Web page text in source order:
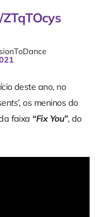
deste ano, no
, os meninos do
faixa “Fix You”, do